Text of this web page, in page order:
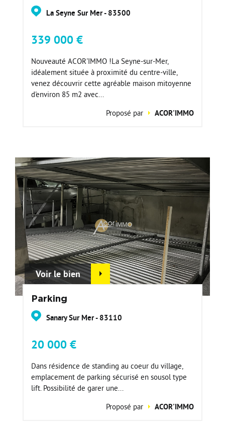
La Seyne Sur Mer - 83500
339 000 €
Nouveauté ACOR'IMMO !La Seyne-sur-Mer,
idéalement située à proximité du centre-ville,
venez découvrir cette agréable maison mitoyenne
d'environ 85 m2 avec...
Proposé par
ACOR'IMMO
Voir le bien
Parking
Sanary Sur Mer - 83110
20 000 €
Dans résidence de standing au coeur du village,
emplacement de parking sécurisé en sousol type
lift. Possibilité de garer une...
Proposé par
ACOR'IMMO